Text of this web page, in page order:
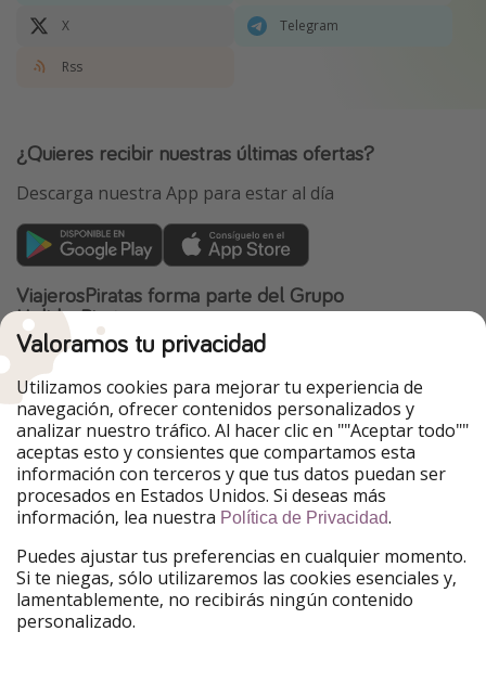
X Telegram
Rss
¿Quieres recibir nuestras últimas ofertas?
Descarga nuestra App para estar al día
ViajerosPiratas forma parte del Grupo
HolidayPirates
Nuestros mercados
PiratinViaggio
HolidayPirates
VakantiePiraten
WakacyjniPiraci
VoyagesPirates
Ferienpiraten
Urlaubspiraten
Urlaubspiraten
TravelPirates
Nuestro grupo
HolidayPirates Group
Conócenos mejor
Sobre ViajerosPiratas
Información legal
Valoramos tu privacidad
Utilizamos cookies para mejorar tu experiencia de
navegación, ofrecer contenidos personalizados y
analizar nuestro tráfico. Al hacer clic en ""Aceptar todo""
aceptas esto y consientes que compartamos esta
información con terceros y que tus datos puedan ser
procesados en Estados Unidos. Si deseas más
información, lea nuestra Política de Privacidad.
Puedes ajustar tus preferencias en cualquier momento.
Si te niegas, sólo utilizaremos las cookies esenciales y,
lamentablemente, no recibirás ningún contenido
personalizado.